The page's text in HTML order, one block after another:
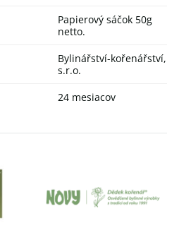
Papierový sáčok 50g
netto.
Bylinářství-kořenářství,
s.r.o.
24 mesiacov